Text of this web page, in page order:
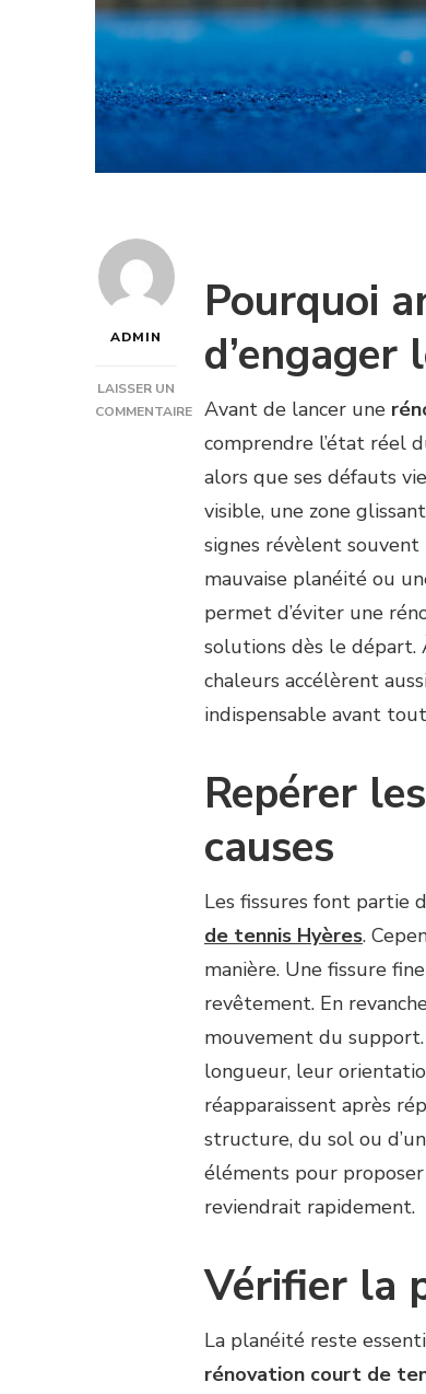
ADMIN
LAISSER UN
COMMENTAIRE
TECHNIQUES
Pourquoi
d’engager
Avant de lancer une
comprendre l’état réel
alors que ses défauts
visible, une zone
signes révèlent
mauvaise planéité ou
permet d’éviter une
solutions dès le départ.
chaleurs accélèrent
indispensable avant
Repérer
causes
Les fissures font partie
de tennis Hyères.
manière. Une fissure
revêtement. En
mouvement du
longueur, leur
réapparaissent après
structure, du sol ou
éléments pour
reviendrait rapidement.
Vérifier la
La planéité reste
rénovation court de